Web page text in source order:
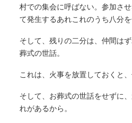
村での集会に呼ばない。参加さ
て発生するあれこれのうち八分
そして、残りの二分は、仲間は
葬式の世話。
これは、火事を放置しておくと
そして、お葬式の世話をせずに
れがあるから。